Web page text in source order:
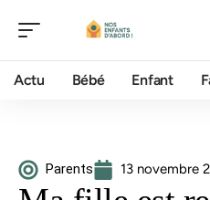
Actu Bébé Enfant
Parents 13 novembre